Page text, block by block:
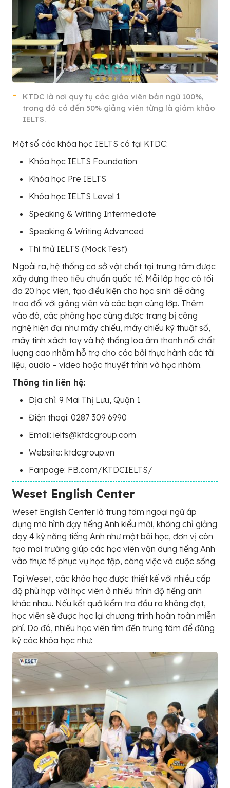
KTDC là nơi quy tụ các giáo viên bản ngữ 100%,
trong đó có đến 50% giảng viên từng là giám khảo
IELTS.
Một số các khóa học IELTS có tại KTDC:
Khóa học IELTS Foundation
Khóa học Pre IELTS
Khóa học IELTS Level 1
Speaking & Writing Intermediate
Speaking & Writing Advanced
Thi thử IELTS (Mock Test)
Ngoài ra, hệ thống cơ sở vật chất tại trung tâm được
xây dựng theo tiêu chuẩn quốc tế. Mỗi lớp học có tối
đa 20 học viên, tạo điều kiện cho học sinh dễ dàng
trao đổi với giảng viên và các bạn cùng lớp. Thêm
vào đó, các phòng học cũng được trang bị công
nghệ hiện đại như máy chiếu, máy chiếu kỹ thuật số,
máy tính xách tay và hệ thống loa âm thanh nổi chất
lượng cao nhằm hỗ trợ cho các bài thực hành các tài
liệu, audio – video hoặc thuyết trình và học nhóm.
Thông tin liên hệ:
Địa chỉ: 9 Mai Thị Lưu, Quận 1
Điện thoại: 0287 309 6990
Email: ielts@ktdcgroup.com
Website: ktdcgroup.vn
Fanpage: FB.com/KTDCIELTS/
Weset English Center
Weset English Center là trung tâm ngoại ngữ áp
dụng mô hình dạy tiếng Anh kiểu mới, không chỉ giảng
dạy 4 kỹ năng tiếng Anh như một bài học, đơn vị còn
tạo môi trường giúp các học viên vận dụng tiếng Anh
vào thực tế phục vụ học tập, công việc và cuộc sống.
Tại Weset, các khóa học được thiết kế với nhiều cấp
độ phù hợp với học viên ở nhiều trình độ tiếng anh
khác nhau. Nếu kết quả kiểm tra đầu ra không đạt,
học viên sẽ được học lại chương trình hoàn toàn miễn
phí. Do đó, nhiều học viên tìm đến trung tâm để đăng
ký các khóa học như: